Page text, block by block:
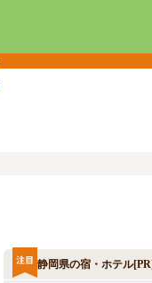
静岡県の宿・ホテル